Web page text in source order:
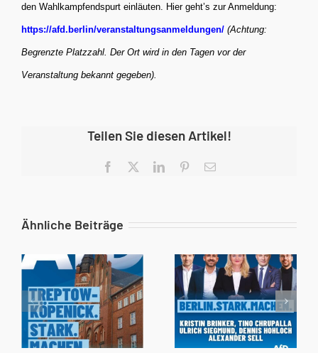
den Wahlkampfendspurt einläuten. Hier geht’s zur Anmeldung:
https://afd.berlin/veranstaltungsanmeldungen/ (Achtung:
Begrenzte Platzzahl. Der Ort wird in den Tagen vor der
Veranstaltung bekannt gegeben).
Teilen Sie diesen Artikel!
Facebook LinkedInPinterest
E-
Ähnliche Beiträge